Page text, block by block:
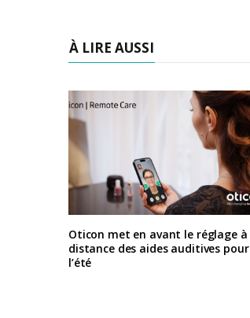
À LIRE AUSSI
Oticon met en avant le réglage à
distance des aides auditives pour
l’été